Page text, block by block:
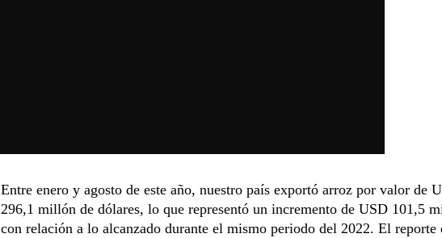
Entre enero y agosto de este año, nuestro país exportó arroz por valor de
296,1 millón de dólares, lo que representó un incremento de USD 101,5
con relación a lo alcanzado durante el mismo periodo del 2022. El reporte